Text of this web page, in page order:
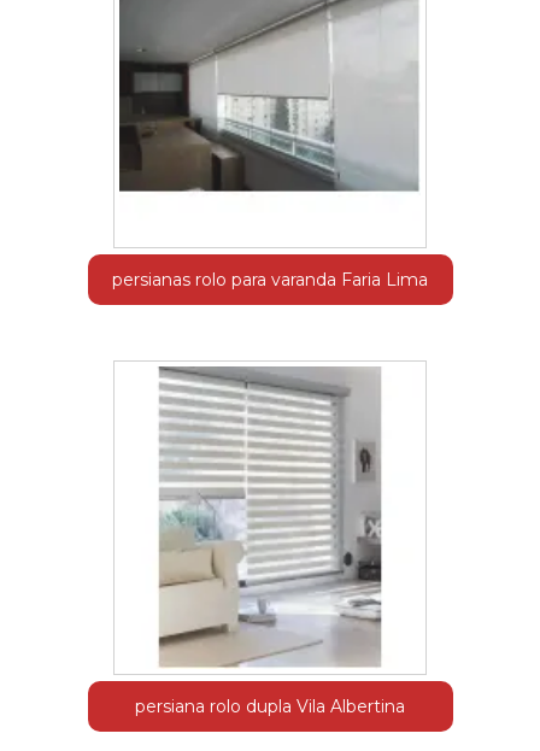
persianas rolo para varanda Faria Lima
persiana rolo dupla Vila Albertina